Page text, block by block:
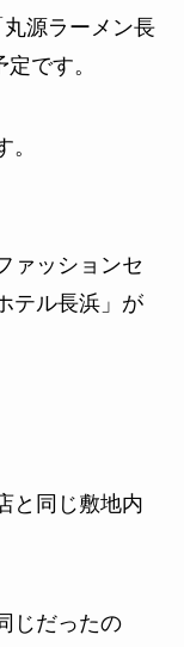
源ラーメン長
です。
ァッションセ
テル長浜」が
と同じ敷地内
じだったの